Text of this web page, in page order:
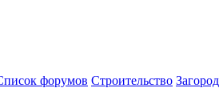
форумов Строительство